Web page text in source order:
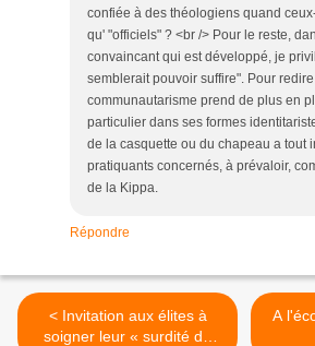
confiée à des théologiens quand
qu' "officiels" ? <br /> Pour le reste,
convaincant qui est développé, je
semblerait pouvoir suffire". Pour
communautarisme prend de plus en
particulier dans ses formes
de la casquette ou du chapeau a tout
pratiquants concernés, à prévaloir,
de la Kippa.
Répondre
< Invitation aux élites à
soigner leur « surdité de
A